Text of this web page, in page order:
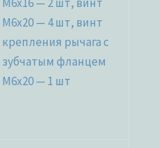
M6x20 — 4 шт, винт
крепления рычага c
зубчатым фланцем
M6x20 — 1 шт